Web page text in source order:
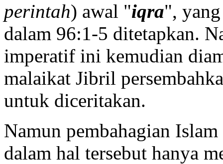
perintah) awal "iqra",
dalam 96:1-5 ditetapkan.
imperatif ini kemudian
malaikat Jibril
untuk diceritakan.
Namun pembahagian
dalam hal tersebut hanya